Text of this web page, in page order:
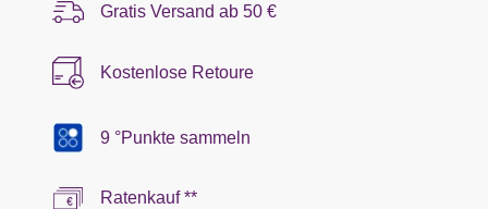
Gratis Versand ab 50 €
Kostenlose Retoure
9 °Punkte sammeln
Ratenkauf **